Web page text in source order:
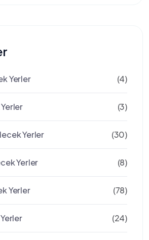
Yerler (4)
(3)
Yerler (30)
Yerler (8)
Yerler (78)
(24)